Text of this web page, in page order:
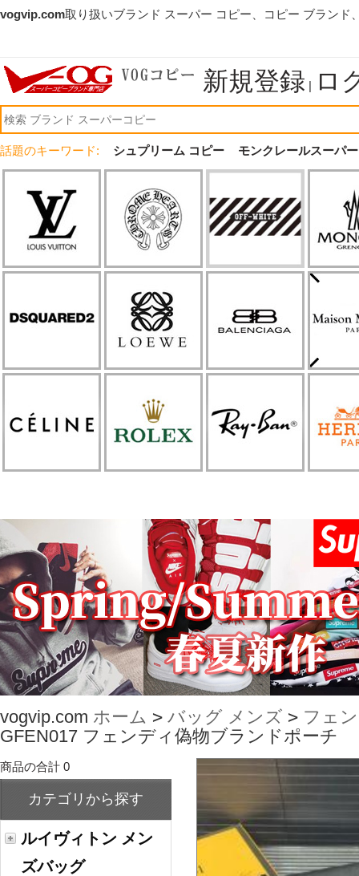
vogvip.com取り扱いブランド スーパー コピー、コピー ブランド
新規登録 | ロ
話題のキーワード: シュプリーム コピー モンクレールスーパ
vogvip.com ホーム > バッグ メンズ > フェ
GFEN017 フェンディ偽物ブランドポーチ
商品の合計 0
カテゴリから探す
ルイヴィトン メン
ズバッグ